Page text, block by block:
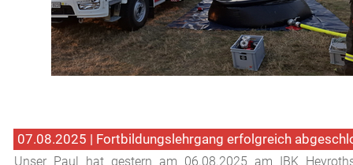
07.08.2025 | Fortbildungslehrgang erfolgreich
Unser Paul hat gestern am 06.08.2025 am IBK